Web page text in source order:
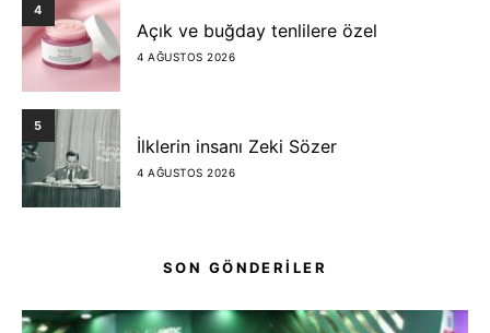
4
Açık ve buğday tenlilere özel
4 AĞUSTOS 2026
5
İlklerin insanı Zeki Sözer
4 AĞUSTOS 2026
SON GÖNDERİLER